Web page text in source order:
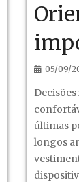
05/09/
últimas
longos